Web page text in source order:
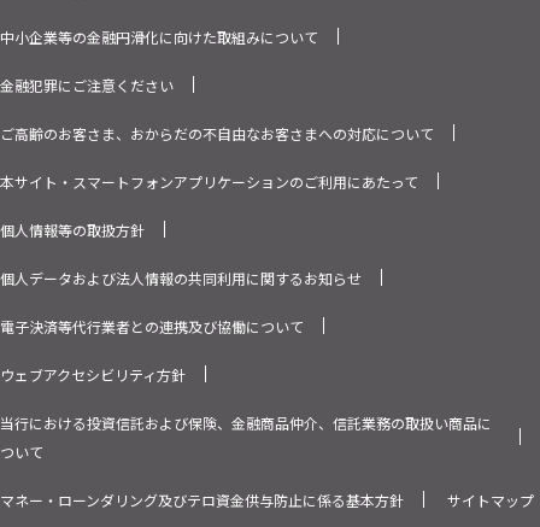
中小企業等の金融円滑化に向けた取組みについて
金融犯罪にご注意ください
ご高齢のお客さま、おからだの不自由なお客さまへの対応について
本サイト・スマートフォンアプリケーションのご利用にあたって
個人情報等の取扱方針
個人データおよび法人情報の共同利用に関するお知らせ
電子決済等代行業者との連携及び協働について
ウェブアクセシビリティ方針
当行における投資信託および保険、金融商品仲介、信託業務の取扱い商品に
ついて
マネー・ローンダリング及びテロ資金供与防止に係る基本方針 サイトマップ